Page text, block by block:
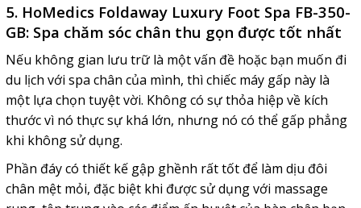
5. HoMedics Foldaway Luxury Foot Spa FB-350-
GB: Spa chăm sóc chân thu gọn được tốt nhất
Nếu không gian lưu trữ là một vấn đề hoặc bạn muốn đi
du lịch với spa chân của mình, thì chiếc máy gấp này là
một lựa chọn tuyệt vời. Không có sự thỏa hiệp về kích
thước vì nó thực sự khá lớn, nhưng nó có thể gấp phẳng
khi không sử dụng.
Phần đáy có thiết kế gập ghềnh rất tốt để làm dịu đôi
chân mệt mỏi, đặc biệt khi được sử dụng với massage